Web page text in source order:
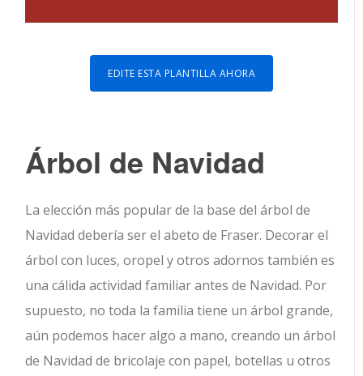
EDITE ESTA PLANTILLA AHORA
Árbol de Navidad
La elección más popular de la base del árbol de
Navidad debería ser el abeto de Fraser. Decorar el
árbol con luces, oropel y otros adornos también es
una cálida actividad familiar antes de Navidad. Por
supuesto, no toda la familia tiene un árbol grande,
aún podemos hacer algo a mano, creando un árbol
de Navidad de bricolaje con papel, botellas u otros